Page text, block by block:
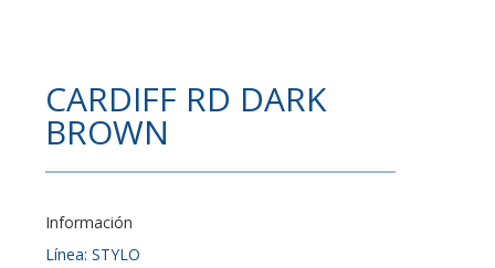
CARDIFF RD DARK
BROWN
Información
Línea: STYLO